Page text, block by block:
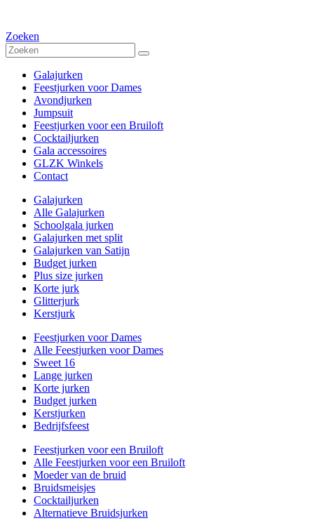
Zoeken
Galajurken
Feestjurken voor Dames
Avondjurken
Jumpsuit
Feestjurken voor een Bruiloft
Cocktailjurken
Gala accessoires
GLZK Winkels
Contact
Galajurken
Alle Galajurken
Schoolgala jurken
Galajurken met split
Galajurken van Satijn
Budget jurken
Plus size jurken
Korte jurk
Glitterjurk
Kerstjurk
Feestjurken voor Dames
Alle Feestjurken voor Dames
Sweet 16
Lange jurken
Korte jurken
Budget jurken
Kerstjurken
Bedrijfsfeest
Feestjurken voor een Bruiloft
Alle Feestjurken voor een Bruiloft
Moeder van de bruid
Bruidsmeisjes
Cocktailjurken
Alternatieve Bruidsjurken